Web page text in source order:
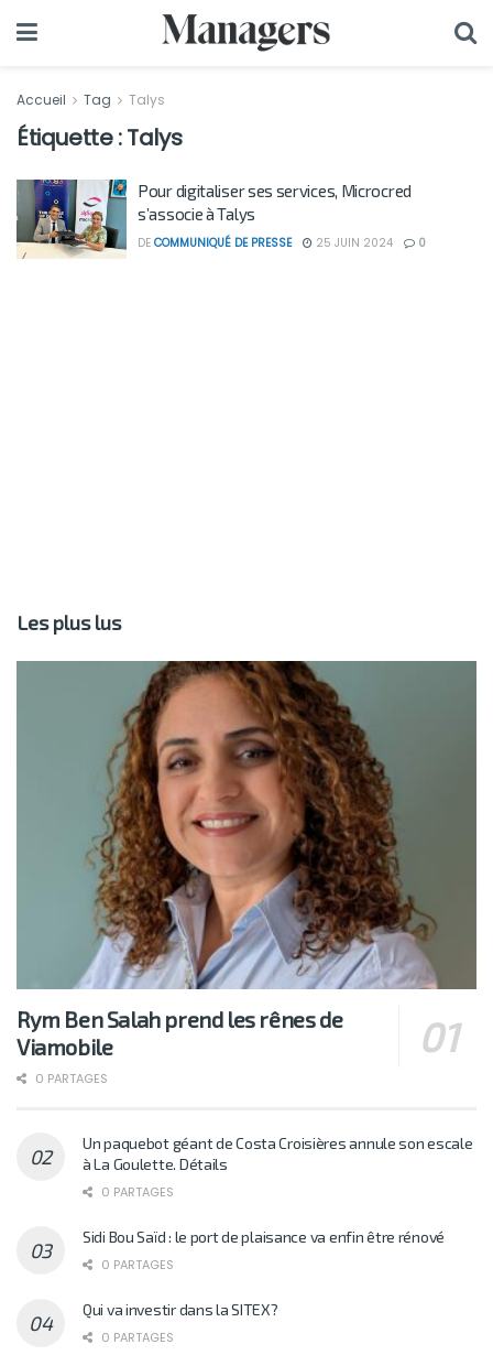
Accueil Tag Talys
Étiquette :Talys
Pour digitaliser ses services, Microcred
s’associe à Talys
DE COMMUNIQUÉ DE PRESSE 25 JUIN 2024 0
Les plus lus
Rym Ben Salah prend les rênes de
Viamobile
0 PARTAGES
Un paquebot géant de Costa Croisières annule son escale
à La Goulette. Détails
0 PARTAGES
Sidi Bou Saïd : le port de plaisance va enfin être rénové
0 PARTAGES
Qui va investir dans la SITEX?
0 PARTAGES